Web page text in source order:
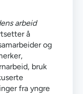
arbeid
å
og
bruk
fra yngre